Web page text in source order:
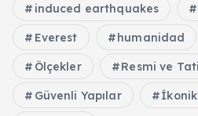
induced earthquakes
Everest humanidad
Ölçekler Resmi ve
Güvenli Yapılar